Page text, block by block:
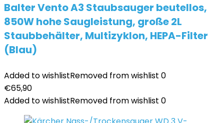
Balter Vento A3 Staubsauger beutellos,
850W hohe Saugleistung, große 2L
Staubbehälter, Multizyklon, HEPA-Filter
(Blau)
Added to wishlistRemoved from wishlist 0
€65,90
Added to wishlistRemoved from wishlist 0